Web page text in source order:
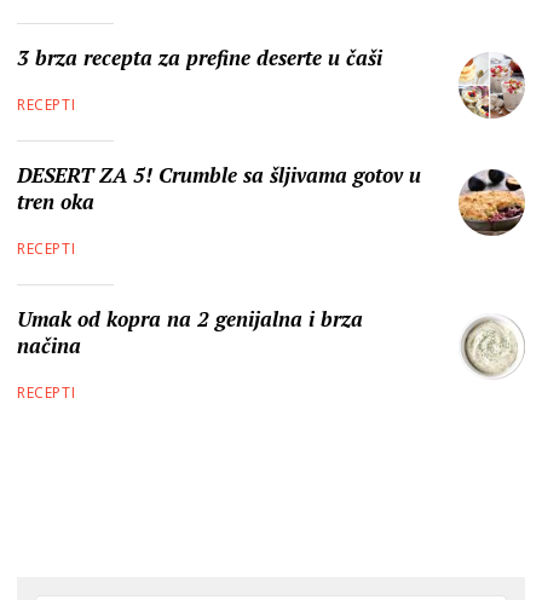
3 brza recepta za prefine deserte u čaši
RECEPTI
DESERT ZA 5! Crumble sa šljivama gotov u
tren oka
RECEPTI
Umak od kopra na 2 genijalna i brza
načina
RECEPTI